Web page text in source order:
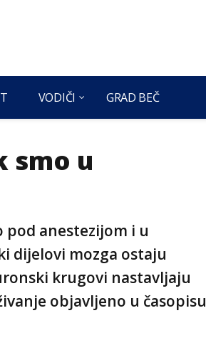
VODIČI GRAD BEČ
smo u
pod anestezijom i u
dijelovi mozga ostaju
krugovi nastavljaju
objavljeno u časopisu